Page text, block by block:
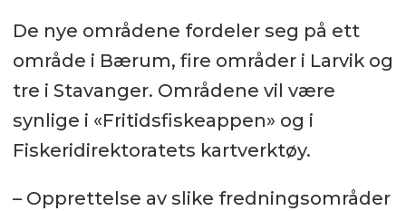
De nye områdene fordeler seg på ett
område i Bærum, fire områder i Larvik og
tre i Stavanger. Områdene vil være
synlige i «Fritidsfiskeappen» og i
Fiskeridirektoratets kartverktøy.
– Opprettelse av slike fredningsområder